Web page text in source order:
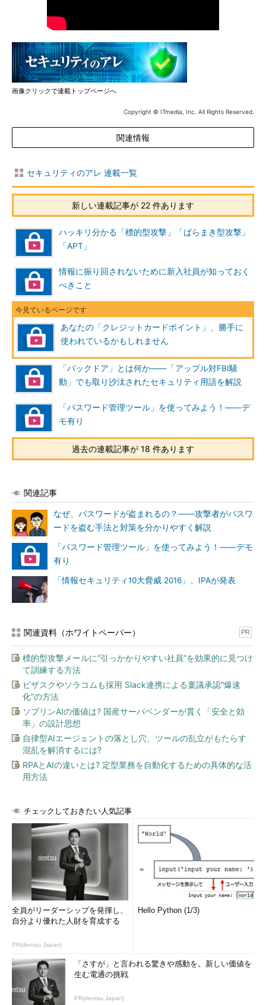
画像クリックで連載トップページへ
Copyright © ITmedia, Inc. All Rights Reserved.
関連情報
セキュリティのアレ 連載一覧
新しい連載記事が 22 件あります
ハッキリ分かる「標的型攻撃」「ばらまき型攻撃」
「APT」
情報に振り回されないために新入社員が知っておく
べきこと
あなたの「クレジットカードポイント」、勝手に
使われているかもしれません
「バックドア」とは何か――「アップル対FBI騒
動」でも取り沙汰されたセキュリティ用語を解説
「パスワード管理ツール」を使ってみよう！――デ
モ有り
過去の連載記事が 18 件あります
関連記事
なぜ、パスワードが盗まれるの？――攻撃者がパスワ
ードを盗む手法と対策を分かりやすく解説
「パスワード管理ツール」を使ってみよう！――デモ
有り
「情報セキュリティ10大脅威 2016」、IPAが発表
関連資料（ホワイトペーパー） PR
標的型攻撃メールに“引っかかりやすい社員”を効果的に見つけ
て訓練する方法
ビザスクやソラコムも採用 Slack連携による稟議承認“爆速
化”の方法
ソブリンAIの価値は? 国産サーバベンダーが貫く「安全と効
率」の設計思想
自律型AIエージェントの落とし穴、ツールの乱立がもたらす
混乱を解消するには?
RPAとAIの違いとは? 定型業務を自動化するための具体的な活
用方法
チェックしておきたい人気記事
全員がリーダーシップを発揮し、
自分より優れた人財を育成する
PR(dentsu Japan)
Hello Python (1/3)
「さすが」と言われる驚きや感動を。新しい価値を
生む電通の挑戦
PR(dentsu Japan)